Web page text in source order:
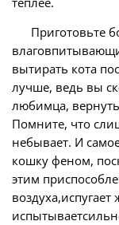
Приготовьте
вытирать кота
лучше, ведь вы
любимца,
Помните, что
небывает. И
кошку феном,
этим